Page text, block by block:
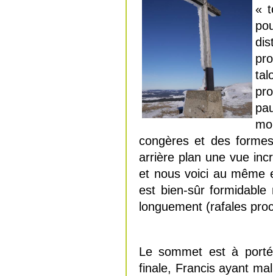
«
congères et des
arrière plan une vue
et nous voici au même
est bien-sûr formidable
longuement (rafales
Le sommet est à
finale, Francis ayant